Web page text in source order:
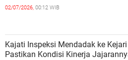
02/07/2026, 00:12 WIB
Kajati Inspeksi Mendadak ke
Pastikan Kondisi Kinerja